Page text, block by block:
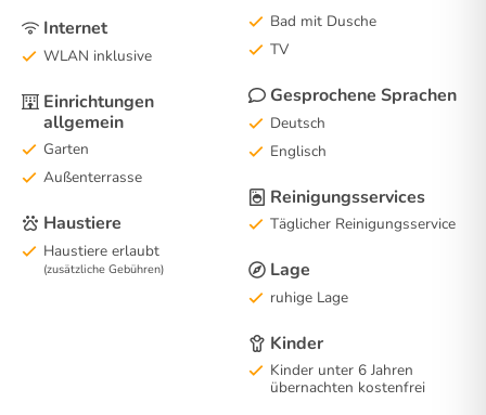
Internet
WLAN inklusive
Einrichtungen
allgemein
Garten
Außenterrasse
Haustiere
Haustiere erlaubt
(zusätzliche Gebühren)
Bad mit Dusche
TV
Gesprochene Sprachen
Deutsch
Englisch
Reinigungsservices
Täglicher Reinigungsservice
Lage
ruhige Lage
Kinder
Kinder unter 6 Jahren
übernachten kostenfrei